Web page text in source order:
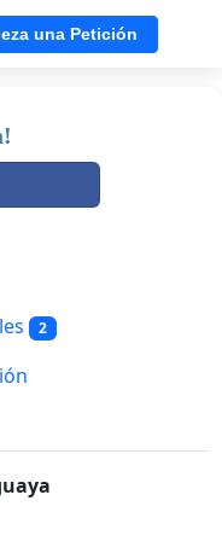
una Petición
2